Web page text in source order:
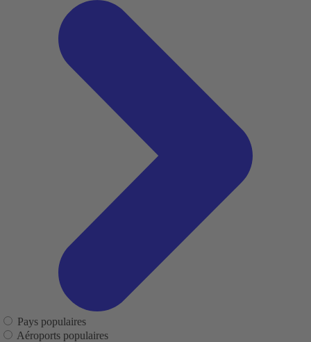
Pays populaires
Aéroports populaires